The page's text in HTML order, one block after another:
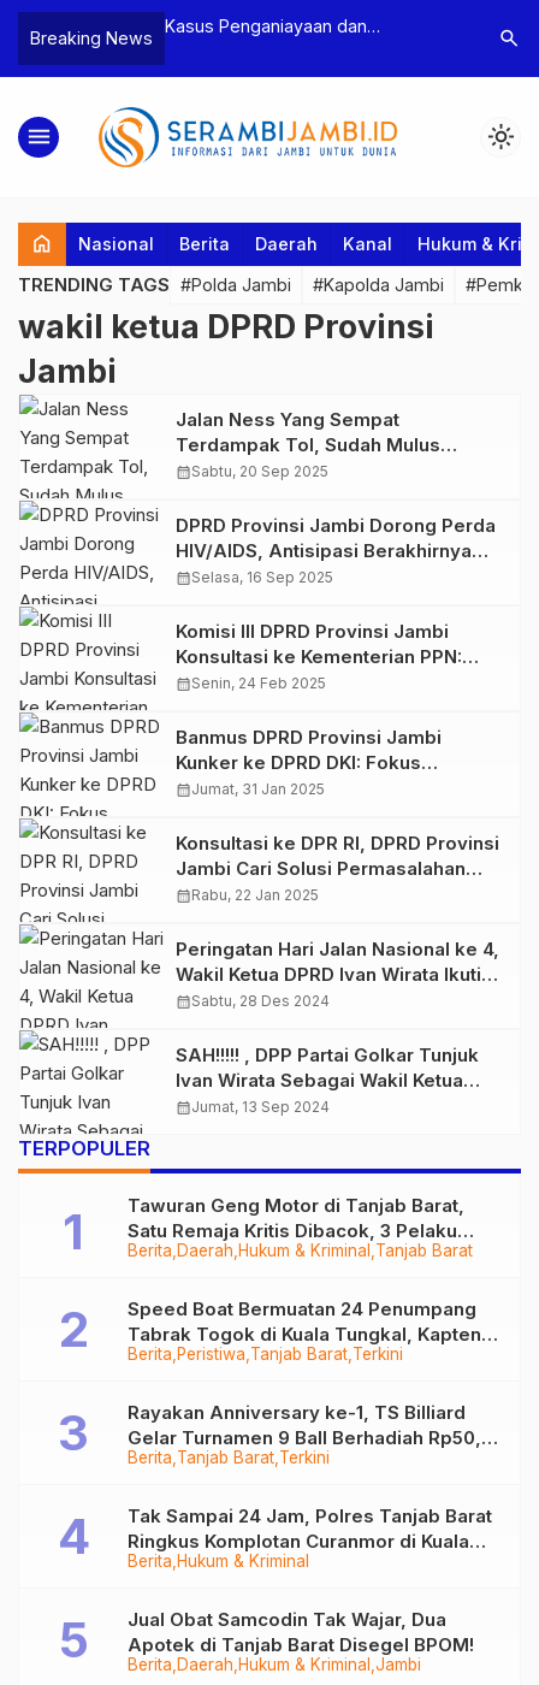
Breaking News
Ketua BPD, Polres
Dua Tersangka
Polres Tebo Ungkap Kasus
Dua Pelaku Pengeroyokan di Sumay
search
menu light_mode
home Nasional Berita Daerah Kanal Hukum &
TRENDING TAGS #Polda Jambi #Kapolda Jambi
wakil ketua DPRD Provinsi
Jambi
Jalan Ness Yang Sempat
Terdampak Tol, Sudah Mulus
Kembali Dilapisi Aspal Baru, Waka
calendar_monthSabtu, 20 Sep 2025
DPRD Provinsi Jambi Dorong Perda
HIV/AIDS, Antisipasi Berakhirnya
Global Fund 2030
calendar_monthSelasa, 16 Sep 2025
Komisi III DPRD Provinsi Jambi
Konsultasi ke Kementerian PPN:
Bahas Inpres dan MBG
calendar_monthSenin, 24 Feb 2025
Banmus DPRD Provinsi Jambi
Kunker ke DPRD DKI: Fokus
Optimalisasi Perandan Fungsi
calendar_monthJumat, 31 Jan 2025
Konsultasi ke DPR RI, DPRD Provinsi
Jambi Cari Solusi Permasalahan
Honorer
calendar_monthRabu, 22 Jan 2025
Peringatan Hari Jalan Nasional ke 4,
Wakil Ketua DPRD Ivan Wirata Ikuti
Fan Walk 7,9 Kilometer bersama
calendar_monthSabtu, 28 Des 2024
SAH!!!!! , DPP Partai Golkar Tunjuk
Ivan Wirata Sebagai Wakil Ketua
DPRD Provinsi Jambi
calendar_monthJumat, 13 Sep 2024
TERPOPULER
Berita Daerah Hukum & Kriminal Tanjab Barat
Tawuran Geng Motor di Tanjab Barat,
Satu Remaja Kritis Dibacok, 3 Pelaku
Ditangkap
Berita Peristiwa Tanjab Barat Terkini
Speed Boat Bermuatan 24 Penumpang
Tabrak Togok di Kuala Tungkal, Kapten
Sempat Hilang
Berita Tanjab Barat Terkini
Rayakan Anniversary ke-1, TS Billiard
Gelar Turnamen 9 Ball Berhadiah Rp50,8
Juta
Berita Hukum & Kriminal
Tak Sampai 24 Jam, Polres Tanjab Barat
Ringkus Komplotan Curanmor di Kuala
Tungkal
Berita Daerah Hukum & Kriminal Jambi
Jual Obat Samcodin Tak Wajar, Dua
Apotek di Tanjab Barat Disegel BPOM!